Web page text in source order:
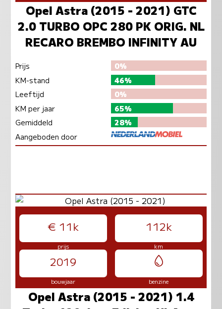
Opel Astra (2015 - 2021) GTC
2.0 TURBO OPC 280 PK ORIG. NL
RECARO BREMBO INFINITY AU
Prijs
0%
KM-stand
46%
Leeftijd
0%
KM per jaar
65%
Gemiddeld
28%
Aangeboden door
€ 11k 112k
prijs km
2019
bouwjaar benzine
Opel Astra (2015 - 2021) 1.4